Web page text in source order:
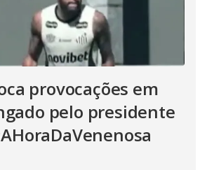
provocações em
pelo presidente